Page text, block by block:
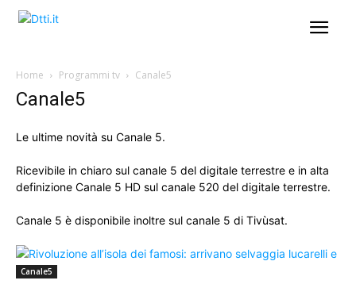
Home Programmi tv Canale5
Canale5
Le ultime novità su Canale 5.
Ricevibile in chiaro sul canale 5 del digitale terrestre e in alta
definizione Canale 5 HD sul canale 520 del digitale terrestre.
Canale 5 è disponibile inoltre sul canale 5 di Tivùsat.
Canale5